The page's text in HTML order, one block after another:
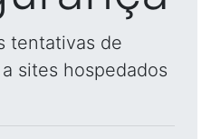
tentativas de
sites hospedados